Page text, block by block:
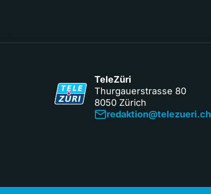
TeleZüri
Thurgauerstrasse 80
8050 Zürich
redaktion@telezueri.ch